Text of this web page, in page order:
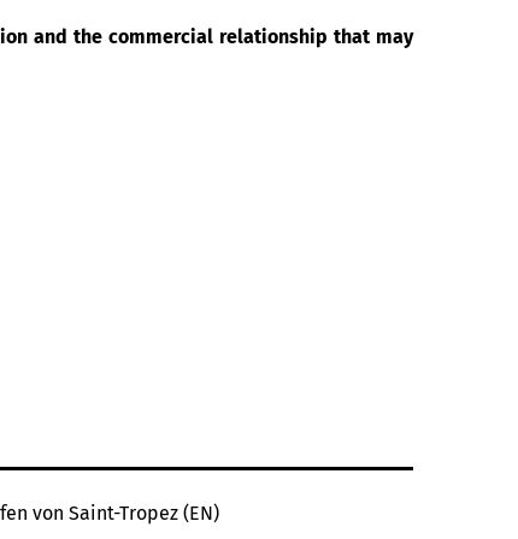
and the commercial relationship that may
von Saint-Tropez (EN)